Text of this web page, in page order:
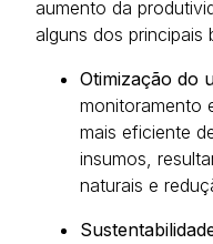
aumento da
alguns dos principais
Otimização do
monitoramento
mais eficiente
insumos,
naturais e